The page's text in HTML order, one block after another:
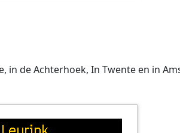
in de Achterhoek, In Twente en in